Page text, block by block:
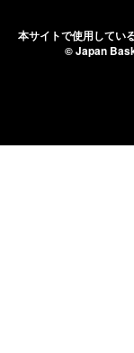
本サイトで使用してい
© Japan